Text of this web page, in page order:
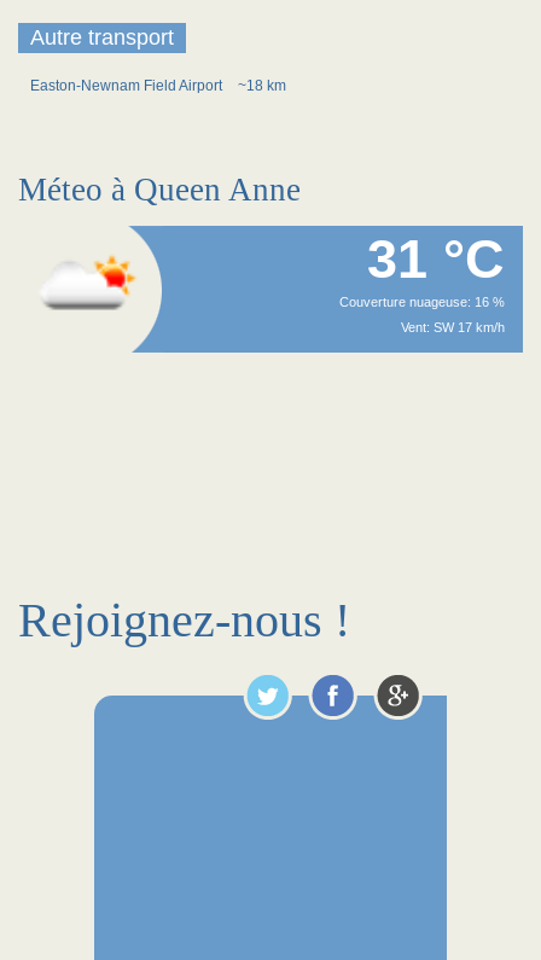
Autre transport
Easton-Newnam Field Airport ~18 km
Méteo à Queen Anne
31 °C
Couverture nuageuse: 16 %
Vent: SW 17 km/h
Rejoignez-nous !